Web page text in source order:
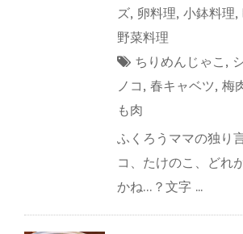
ズ, 卵料理, 小鉢料理,
野菜料理
ちりめんじゃこ ,
ノコ , 春キャベツ, 梅
も肉
ふくろうママの独り
コ、たけのこ、どれ
かね…？文字 ...